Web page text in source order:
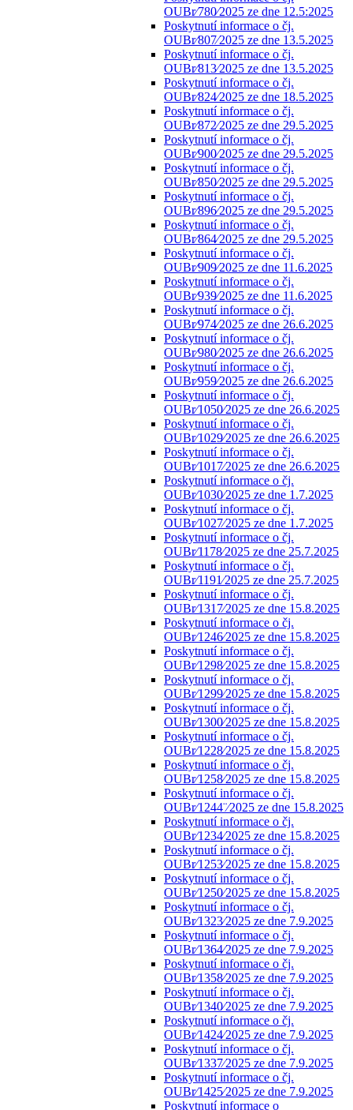
OUBr⁄780⁄2025 ze dne 12.5:2025
Poskytnutí informace o čj.
OUBr⁄807⁄2025 ze dne 13.5.2025
Poskytnutí informace o čj.
OUBr⁄813⁄2025 ze dne 13.5.2025
Poskytnutí informace o čj.
OUBr⁄824⁄2025 ze dne 18.5.2025
Poskytnutí informace o čj.
OUBr⁄872⁄2025 ze dne 29.5.2025
Poskytnutí informace o čj.
OUBr⁄900⁄2025 ze dne 29.5.2025
Poskytnutí informace o čj.
OUBr⁄850⁄2025 ze dne 29.5.2025
Poskytnutí informace o čj.
OUBr⁄896⁄2025 ze dne 29.5.2025
Poskytnutí informace o čj.
OUBr⁄864⁄2025 ze dne 29.5.2025
Poskytnutí informace o čj.
OUBr⁄909⁄2025 ze dne 11.6.2025
Poskytnutí informace o čj.
OUBr⁄939⁄2025 ze dne 11.6.2025
Poskytnutí informace o čj.
OUBr⁄974⁄2025 ze dne 26.6.2025
Poskytnutí informace o čj.
OUBr⁄980⁄2025 ze dne 26.6.2025
Poskytnutí informace o čj.
OUBr⁄959⁄2025 ze dne 26.6.2025
Poskytnutí informace o čj.
OUBr⁄1050⁄2025 ze dne 26.6.2025
Poskytnutí informace o čj.
OUBr⁄1029⁄2025 ze dne 26.6.2025
Poskytnutí informace o čj.
OUBr⁄1017⁄2025 ze dne 26.6.2025
Poskytnutí informace o čj.
OUBr⁄1030⁄2025 ze dne 1.7.2025
Poskytnutí informace o čj.
OUBr⁄1027⁄2025 ze dne 1.7.2025
Poskytnutí informace o čj.
OUBr⁄1178⁄2025 ze dne 25.7.2025
Poskytnutí informace o čj.
OUBr⁄1191⁄2025 ze dne 25.7.2025
Poskytnutí informace o čj.
OUBr⁄1317⁄2025 ze dne 15.8.2025
Poskytnutí informace o čj.
OUBr⁄1246⁄2025 ze dne 15.8.2025
Poskytnutí informace o čj.
OUBr⁄1298⁄2025 ze dne 15.8.2025
Poskytnutí informace o čj.
OUBr⁄1299⁄2025 ze dne 15.8.2025
Poskytnutí informace o čj.
OUBr⁄1300⁄2025 ze dne 15.8.2025
Poskytnutí informace o čj.
OUBr⁄1228⁄2025 ze dne 15.8.2025
Poskytnutí informace o čj.
OUBr⁄1258⁄2025 ze dne 15.8.2025
Poskytnutí informace o čj.
OUBr⁄1244¨⁄2025 ze dne 15.8.2025
Poskytnutí informace o čj.
OUBr⁄1234⁄2025 ze dne 15.8.2025
Poskytnutí informace o čj.
OUBr⁄1253⁄2025 ze dne 15.8.2025
Poskytnutí informace o čj.
OUBr⁄1250⁄2025 ze dne 15.8.2025
Poskytnutí informace o čj.
OUBr⁄1323⁄2025 ze dne 7.9.2025
Poskytnutí informace o čj.
OUBr⁄1364⁄2025 ze dne 7.9.2025
Poskytnutí informace o čj.
OUBr⁄1358⁄2025 ze dne 7.9.2025
Poskytnutí informace o čj.
OUBr⁄1340⁄2025 ze dne 7.9.2025
Poskytnutí informace o čj.
OUBr⁄1424⁄2025 ze dne 7.9.2025
Poskytnutí informace o čj.
OUBr⁄1337⁄2025 ze dne 7.9.2025
Poskytnutí informace o čj.
OUBr⁄1425⁄2025 ze dne 7.9.2025
Poskytnutí informace o